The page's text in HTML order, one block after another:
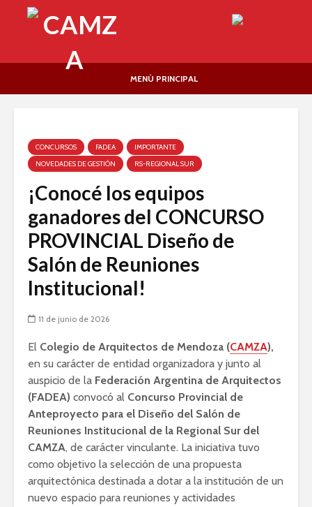
MENÚ PRINCIPAL
CONCURSOS FADEA
IMPORTANTE
NOVEDADES DE GESTIÓN
RS-REGIONAL SUR
¡Conocé los equipos
ganadores del CONCURSO
PROVINCIAL Diseño de
Salón de Reuniones
Institucional!
11 de junio de 2026
El Colegio de Arquitectos de Mendoza (CAMZA),
en su carácter de entidad organizadora y junto al
auspicio de la Federación Argentina de Arquitectos
(FADEA) convocó al Concurso Provincial de
Anteproyecto para el Diseño del Salón de
Reuniones Institucional de la Regional Sur del
CAMZA, de carácter vinculante. La iniciativa tuvo
como objetivo la selección de una propuesta
arquitectónica destinada a dotar a la institución de un
nuevo espacio para reuniones y actividades